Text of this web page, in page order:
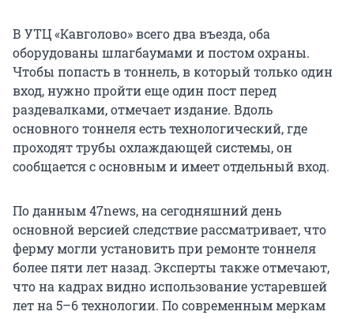
В УТЦ «Кавголово» всего два въезда, оба
оборудованы шлагбаумами и постом охраны.
Чтобы попасть в тоннель, в который только один
вход, нужно пройти еще один пост перед
раздевалками, отмечает издание. Вдоль
основного тоннеля есть технологический, где
проходят трубы охлаждающей системы, он
сообщается с основным и имеет отдельный вход.
По данным 47news, на сегодняшний день
основной версией следствие рассматривает, что
ферму могли установить при ремонте тоннеля
более пяти лет назад. Эксперты также отмечают,
что на кадрах видно использование устаревшей
лет на 5–6 технологии. По современным меркам